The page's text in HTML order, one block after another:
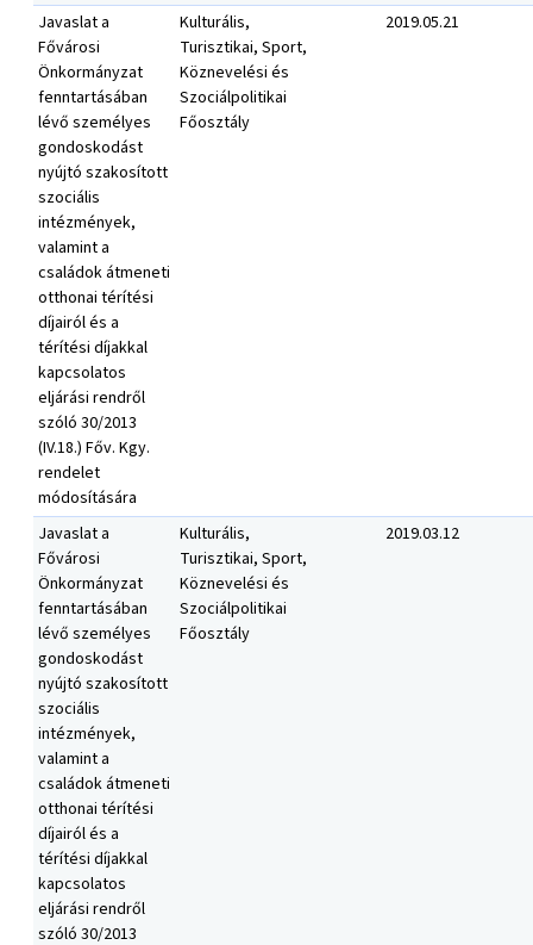
Javaslat a
Fővárosi
Önkormányzat
fenntartásában
lévő személyes
gondoskodást
nyújtó szakosított
szociális
intézmények,
valamint a
családok átmeneti
otthonai térítési
díjairól és a
térítési díjakkal
kapcsolatos
eljárási rendről
szóló 30/2013
(IV.18.) Főv. Kgy.
rendelet
módosítására
Kulturális,
Turisztikai, Sport,
Köznevelési és
Szociálpolitikai
Főosztály
2019.05.21
Javaslat a
Fővárosi
Önkormányzat
fenntartásában
lévő személyes
gondoskodást
nyújtó szakosított
szociális
intézmények,
valamint a
családok átmeneti
otthonai térítési
díjairól és a
térítési díjakkal
kapcsolatos
eljárási rendről
szóló 30/2013
Kulturális,
Turisztikai, Sport,
Köznevelési és
Szociálpolitikai
Főosztály
2019.03.12